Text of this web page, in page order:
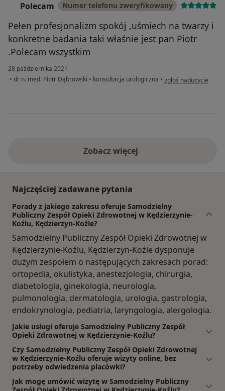
Polecam Numer telefonu zweryfikowany
Pełen profesjonalizm spokój ,uśmiech na twarzy i
konkretne badania taki właśnie jest pan Piotr
.Polecam wszystkim
28 października 2021
• dr n. med. Piotr Dąbrowski • konsultacja urologiczna • w opinii użytkownika
zgłoś nadużycie
Zobacz więcej
Najczęściej zadawane pytania
Porady z jakiego zakresu oferuje Samodzielny
Publiczny Zespół Opieki Zdrowotnej w Kędzierzynie-
Koźlu, Kędzierzyn-Koźle?
Samodzielny Publiczny Zespół Opieki Zdrowotnej w
Kędzierzynie-Koźlu, Kędzierzyn-Koźle dysponuje
dużym zespołem o następujących zakresach porad:
ortopedia, okulistyka, anestezjologia, chirurgia,
diabetologia, ginekologia, neurologia,
pulmonologia, dermatologia, urologia, gastrologia,
endokrynologia, pediatria, laryngologia, alergologia.
Jakie usługi oferuje Samodzielny Publiczny Zespół
Opieki Zdrowotnej w Kędzierzynie-Koźlu?
Czy Samodzielny Publiczny Zespół Opieki Zdrowotnej
w Kędzierzynie-Koźlu oferuje wizyty online, bez
potrzeby odwiedzenia placówki?
Jak mogę umówić wizytę w Samodzielny Publiczny